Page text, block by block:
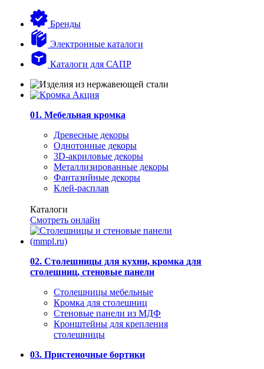
Бренды
Электронные каталоги
Каталоги для САПР
01. Мебельная кромка
Древесные декоры
Однотонные декоры
3D-акриловые декоры
Металлизированные декоры
Фантазийные декоры
Клей-расплав
Каталоги
Смотреть онлайн
02. Столешницы для кухни, кромка для
столешниц, стеновые панели
Столешницы мебельные
Кромка для столешниц
Стеновые панели из МДФ
Кронштейны для крепления
столешницы
03. Пристеночные бортики